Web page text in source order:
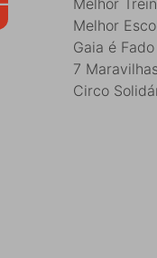
Melhor
Gaia é Fado
7
Circo